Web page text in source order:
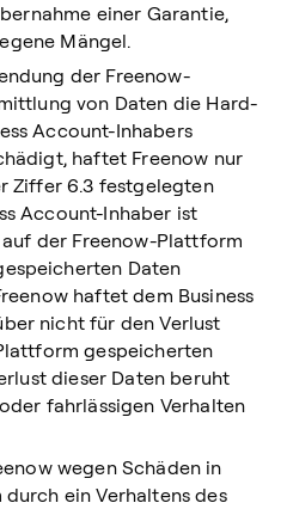
einer Garantie,
Mängel.
der Freenow-
von Daten die Hard-
Account-Inhabers
haftet Freenow nur
Ziffer 6.3 festgelegten
Account-Inhaber ist
der Freenow-Plattform
Daten
haftet dem Business
nicht für den Verlust
gespeicherten
dieser Daten beruht
fahrlässigen Verhalten
wegen Schäden in
ein Verhaltens des